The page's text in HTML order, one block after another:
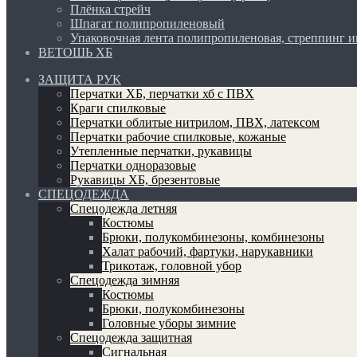
Плёнка стрейч
Шпагат полипропиленовый
Упаковочная лента полипропиленовая, стреппинг
ВЕТОШЬ ХБ
ЗАЩИТА РУК
Перчатки ХБ, перчатки хб с ПВХ
Краги спилковые
Перчатки облитые нитрилом, ПВХ, латексом
Перчатки рабочие спилковые, кожаные
Утепленные перчатки, рукавицы
Перчатки одноразовые
Рукавицы ХБ, брезентовые
СПЕЦОДЕЖДА
Спецодежда летняя
Костюмы
Брюки, полукомбинезоны, комбинезоны
Халат рабочий, фартуки, нарукавники
Трикотаж, головной убор
Спецодежда зимняя
Костюмы
Брюки, полукомбинезоны
Головные уборы зимние
Спецодежда защитная
Сигнальная